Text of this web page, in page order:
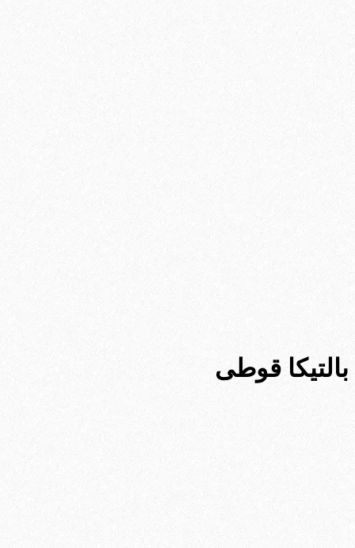
بالتیکا قوطی